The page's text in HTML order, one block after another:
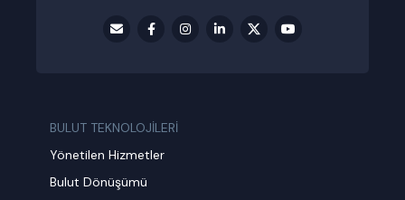
BULUT TEKNOLOJİLERİ
Yönetilen Hizmetler
Bulut Dönüşümü